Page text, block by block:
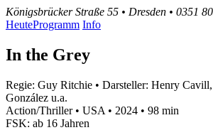
Königsbrücker Straße 55 • Dresden • 0351
HeuteProgramm Info
In the Grey
Regie: Guy Ritchie • Darsteller: Henry
González u.a.
Action/Thriller • USA • 2024 • 98 min
FSK: ab 16 Jahren